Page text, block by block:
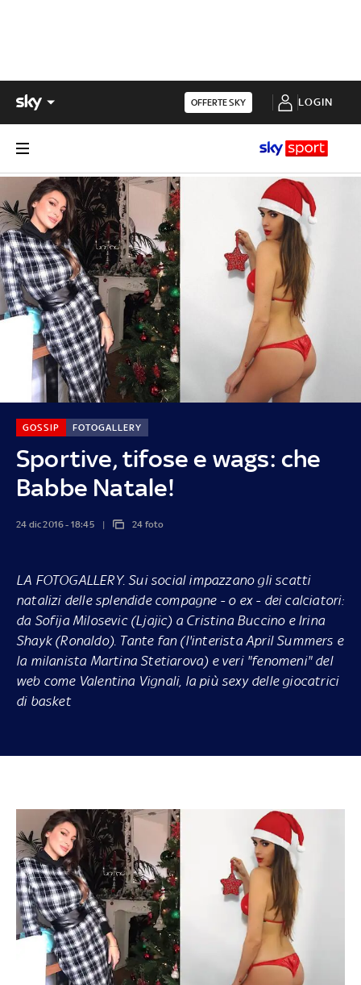
OFFERTE SKY LOGIN
Sportive, tifose e wags: che
Babbe Natale!
GOSSIP FOTOGALLERY
24 dic 2016 - 18:45 24 foto
LA FOTOGALLERY. Sui social impazzano gli scatti
natalizi delle splendide compagne - o ex - dei calciatori:
da Sofija Milosevic (Ljajic) a Cristina Buccino e Irina
Shayk (Ronaldo). Tante fan (l'interista April Summers e
la milanista Martina Stetiarova) e veri "fenomeni" del
web come Valentina Vignali, la più sexy delle giocatrici
di basket